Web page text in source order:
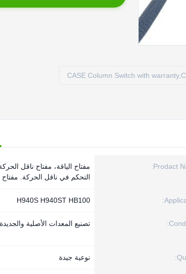
CASE Column Switch with
Prodact
مفتاح الياقة، مفتاح ناقل
التحكم في ناقل الحركة. مفتاح
H940S H940ST HB100
تصنيع المعدات الأصلية والجديدة
نوعية جيدة